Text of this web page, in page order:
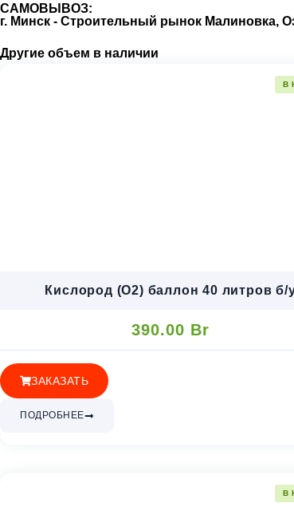
САМОВЫВОЗ:
г. Минск - Строительный рынок Малиновка,
Другие объем в наличии
В
Кислород (O2) баллон 40 литров б/
390.00 Br
ЗАКАЗАТЬ
ПОДРОБНЕЕ
В